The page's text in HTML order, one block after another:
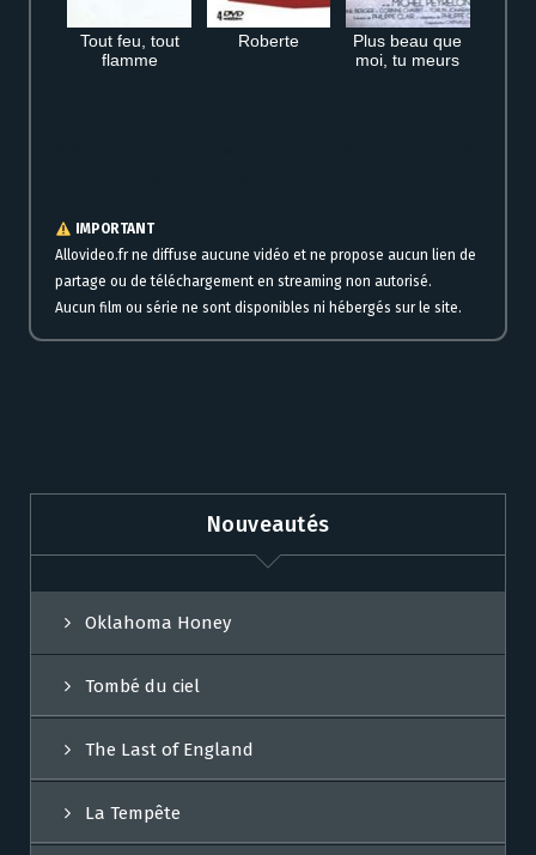
Tout feu, tout
flamme
Roberte
Plus beau que
moi, tu meurs
IMPORTANT
Allovideo.fr ne diffuse aucune vidéo et ne propose aucun lien de
partage ou de téléchargement en streaming non autorisé.
Aucun film ou série ne sont disponibles ni hébergés sur le site.
Nouveautés
Oklahoma Honey
Tombé du ciel
The Last of England
La Tempête